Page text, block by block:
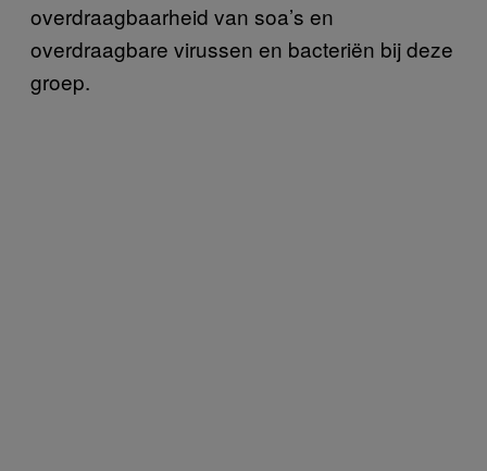
overdraagbaarheid van soa’s en
overdraagbare virussen en bacteriën bij deze
groep.